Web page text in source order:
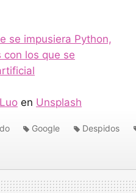
se impusiera Python,
con los que se
en Unsplash
Google Despidos